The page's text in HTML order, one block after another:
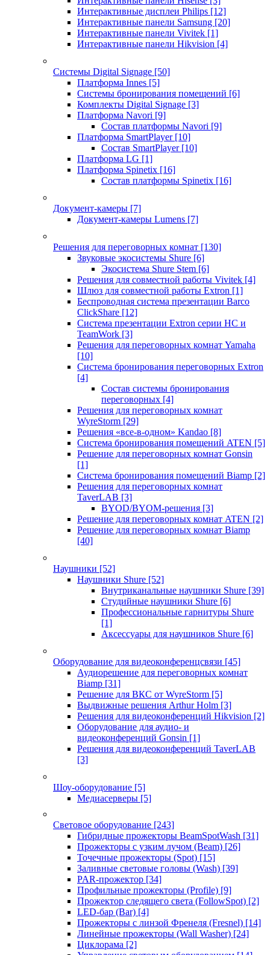
Интерактивные дисплеи Philips [12]
Интерактивные панели Samsung [20]
Интерактивные панели Vivitek [1]
Интерактивные панели Hikvision [4]
Системы Digital Signage [50]
Платформа Innes [5]
Системы бронирования помещений [6]
Комплекты Digital Signage [3]
Платформа Navori [9]
Состав платформы Navori [9]
Платформа SmartPlayer [10]
Состав SmartPlayer [10]
Платформа LG [1]
Платформа Spinetix [16]
Состав платформы Spinetix [16]
Документ-камеры [7]
Документ-камеры Lumens [7]
Решения для переговорных комнат [130]
Звуковые экосистемы Shure [6]
Экосистема Shure Stem [6]
Решения для совместной работы Vivitek [4]
Шлюз для совместной работы Extron [1]
Беспроводная система презентации Barco
ClickShare [12]
Система презентации Extron серии HC и
TeamWork [3]
Решения для переговорных комнат Yamaha
[10]
Система бронирования переговорных Extron
[4]
Состав системы бронирования
переговорных [4]
Решения для переговорных комнат
WyreStorm [29]
Решения «все-в-одном» Kandao [8]
Система бронирования помещений ATEN [5]
Решение для переговорных комнат Gonsin
[1]
Система бронирования помещений Biamp [2]
Решения для переговорных комнат
TaverLAB [3]
BYOD/BYOM-решения [3]
Решение для переговорных комнат ATEN [2]
Решение для переговорных комнат Biamp
[40]
Наушники [52]
Наушники Shure [52]
Внутриканальные наушники Shure [39]
Студийные наушники Shure [6]
Профессиональные гарнитуры Shure
[1]
Аксессуары для наушников Shure [6]
Оборудование для видеоконференцсвязи [45]
Аудиорешение для переговорных комнат
Biamp [31]
Решение для ВКС от WyreStorm [5]
Выдвижные решения Arthur Holm [3]
Решения для видеоконференций Hikvision [2]
Оборудование для аудио- и
видеоконференций Gonsin [1]
Решения для видеоконференций TaverLAB
[3]
Шоу-оборудование [5]
Медиасерверы [5]
Световое оборудование [243]
Гибридные прожекторы BeamSpotWash [31]
Прожекторы с узким лучом (Beam) [26]
Точечные прожекторы (Spot) [15]
Заливные световые головы (Wash) [39]
PAR-прожектор [34]
Профильные прожекторы (Profile) [9]
Прожектор следящего света (FollowSpot) [2]
LED-бар (Bar) [4]
Прожекторы с линзой Френеля (Fresnel) [14]
Линейные прожекторы (Wall Washer) [24]
Циклорама [2]